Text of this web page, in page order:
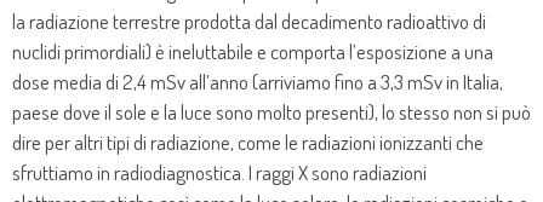
la radiazione terrestre prodotta dal decadimento radioattivo di
nuclidi primordiali) è ineluttabile e comporta l’esposizione a una
dose media di 2,4 mSv all’anno (arriviamo fino a 3,3 mSv in Italia,
paese dove il sole e la luce sono molto presenti), lo stesso non si può
dire per altri tipi di radiazione, come le radiazioni ionizzanti che
sfruttiamo in radiodiagnostica. I raggi X sono radiazioni